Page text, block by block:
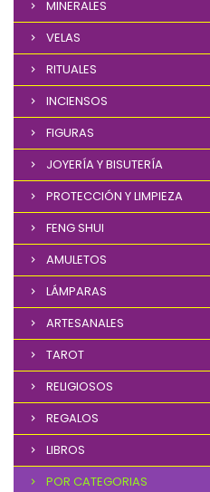
MINERALES
VELAS
RITUALES
INCIENSOS
FIGURAS
JOYERÍA Y BISUTERÍA
PROTECCIÓN Y LIMPIEZA
FENG SHUI
AMULETOS
LÁMPARAS
ARTESANALES
TAROT
RELIGIOSOS
REGALOS
LIBROS
POR CATEGORIAS